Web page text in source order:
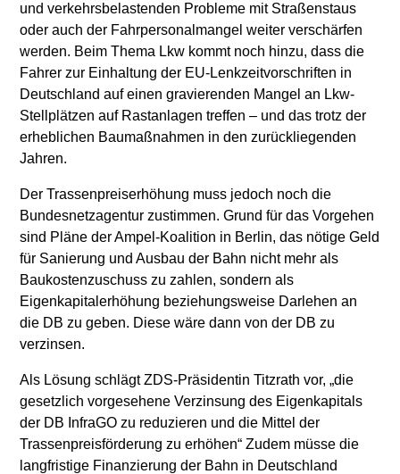
und verkehrsbelastenden Probleme mit Straßenstaus
oder auch der Fahrpersonalmangel weiter verschärfen
werden. Beim Thema Lkw kommt noch hinzu, dass die
Fahrer zur Einhaltung der EU-Lenkzeitvorschriften in
Deutschland auf einen gravierenden Mangel an Lkw-
Stellplätzen auf Rastanlagen treffen – und das trotz der
erheblichen Baumaßnahmen in den zurückliegenden
Jahren.
Der Trassenpreiserhöhung muss jedoch noch die
Bundesnetzagentur zustimmen. Grund für das Vorgehen
sind Pläne der Ampel-Koalition in Berlin, das nötige Geld
für Sanierung und Ausbau der Bahn nicht mehr als
Baukostenzuschuss zu zahlen, sondern als
Eigenkapitalerhöhung beziehungsweise Darlehen an
die DB zu geben. Diese wäre dann von der DB zu
verzinsen.
Als Lösung schlägt ZDS-Präsidentin Titzrath vor, „die
gesetzlich vorgesehene Verzinsung des Eigenkapitals
der DB InfraGO zu reduzieren und die Mittel der
Trassenpreisförderung zu erhöhen“ Zudem müsse die
langfristige Finanzierung der Bahn in Deutschland